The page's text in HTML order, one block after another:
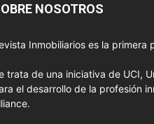
NOSOTROS
Inmobiliarios es la
trata de una iniciativa de UCI,
el desarrollo de la profesión